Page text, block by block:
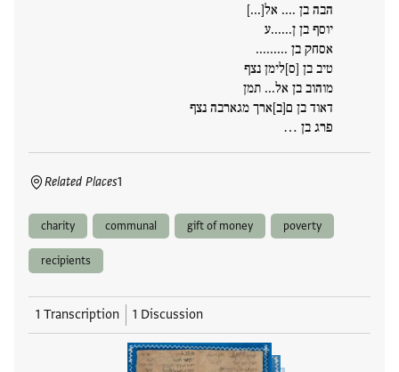
הבה בן .... אל[...]
יוסף בן ן......ע
אסחק בן .........
טיב בן [ס]לימן נצף
מוהוב בן אל... תמן
דאוד בן ם[ב]ארך מגארבה נצף
פרג בן …
Related Places1
charity communal gift of money poverty
recipients
1 Transcription 1 Discussion